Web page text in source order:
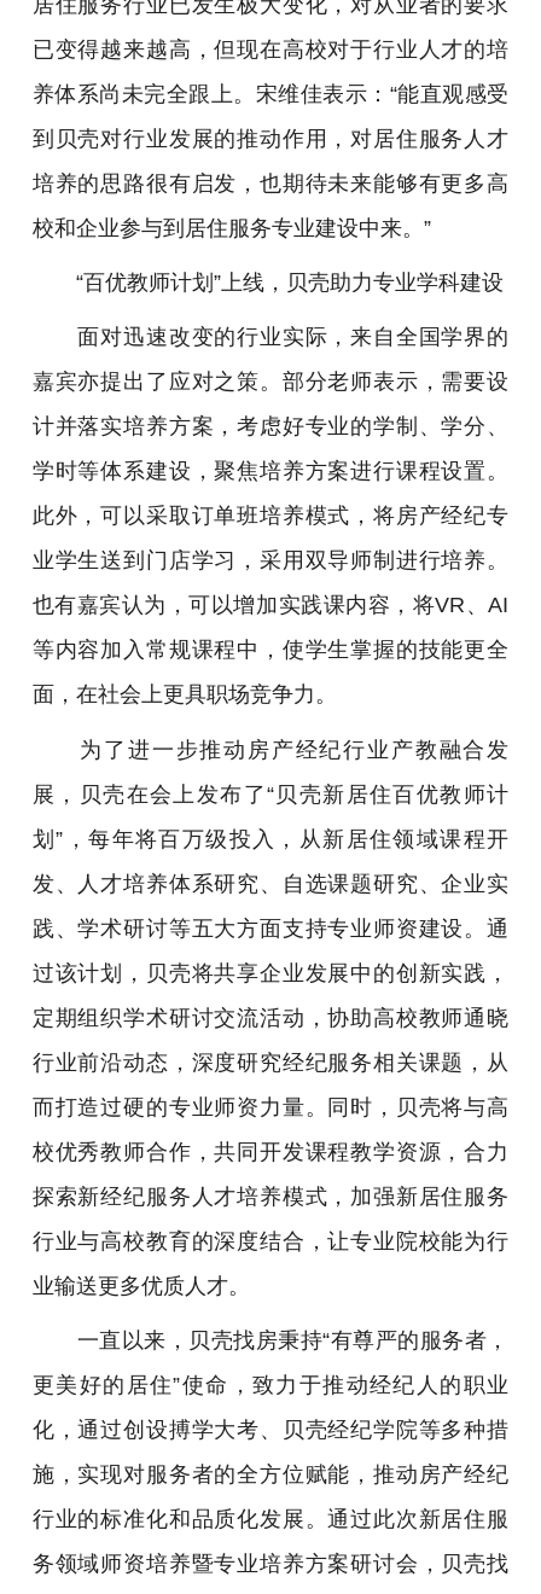
已变得越来越高，但现在高校对于行业人才的培
养体系尚未完全跟上。宋维佳表示：“能直观感受
到贝壳对行业发展的推动作用，对居住服务人才
培养的思路很有启发，也期待未来能够有更多高
校和企业参与到居住服务专业建设中来。”
“百优教师计划”上线，贝壳助力专业学科建设
面对迅速改变的行业实际，来自全国学界的
嘉宾亦提出了应对之策。部分老师表示，需要设
计并落实培养方案，考虑好专业的学制、学分、
学时等体系建设，聚焦培养方案进行课程设置。
此外，可以采取订单班培养模式，将房产经纪专
业学生送到门店学习，采用双导师制进行培养。
也有嘉宾认为，可以增加实践课内容，将VR、AI
等内容加入常规课程中，使学生掌握的技能更全
面，在社会上更具职场竞争力。
为了进一步推动房产经纪行业产教融合发
展，贝壳在会上发布了“贝壳新居住百优教师计
划”，每年将百万级投入，从新居住领域课程开
发、人才培养体系研究、自选课题研究、企业实
践、学术研讨等五大方面支持专业师资建设。通
过该计划，贝壳将共享企业发展中的创新实践，
定期组织学术研讨交流活动，协助高校教师通晓
行业前沿动态，深度研究经纪服务相关课题，从
而打造过硬的专业师资力量。同时，贝壳将与高
校优秀教师合作，共同开发课程教学资源，合力
探索新经纪服务人才培养模式，加强新居住服务
行业与高校教育的深度结合，让专业院校能为行
业输送更多优质人才。
一直以来，贝壳找房秉持“有尊严的服务者，
更美好的居住”使命，致力于推动经纪人的职业
化，通过创设搏学大考、贝壳经纪学院等多种措
施，实现对服务者的全方位赋能，推动房产经纪
行业的标准化和品质化发展。通过此次新居住服
务领域师资培养暨专业培养方案研讨会，贝壳找